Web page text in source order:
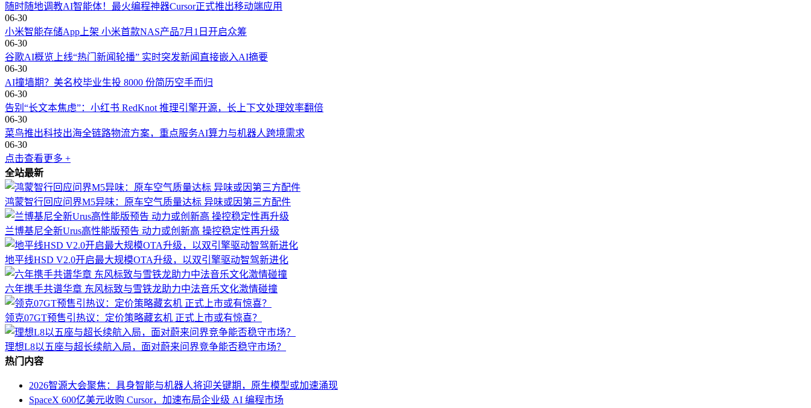
随时随地调教AI智能体！最火编程神器Cursor正式推出移动端应用
06-30
小米智能存储App上架 小米首款NAS产品7月1日开启众筹
06-30
谷歌AI概览上线“热门新闻轮播” 实时突发新闻直接嵌入AI摘要
06-30
AI撞墙期？美名校毕业生投 8000 份简历空手而归
06-30
告别“长文本焦虑”：小红书 RedKnot 推理引擎开源，长上下文处理效率翻倍
06-30
菜鸟推出科技出海全链路物流方案，重点服务AI算力与机器人跨境需求
06-30
点击查看更多 +
全站最新
鸿蒙智行回应问界M5异味：原车空气质量达标 异味或因第三方配件
兰博基尼全新Urus高性能版预告 动力或创新高 操控稳定性再升级
地平线HSD V2.0开启最大规模OTA升级，以双引擎驱动智驾新进化
六年携手共谱华章 东风标致与雪铁龙助力中法音乐文化激情碰撞
领克07GT预售引热议：定价策略藏玄机 正式上市或有惊喜？
理想L8以五座与超长续航入局，面对蔚来问界竞争能否稳守市场？
热门内容
2026智源大会聚焦：具身智能与机器人将迎关键期，原生模型或加速涌现
SpaceX 600亿美元收购 Cursor，加速布局企业级 AI 编程市场